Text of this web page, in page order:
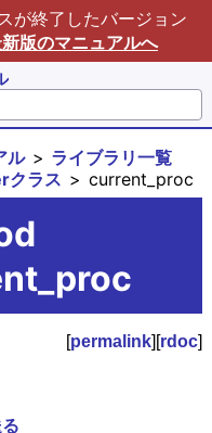
が終了したバージョン
版のマニュアルへ
ル
ライブラリ一覧
クラス current_proc
[permalink][rdoc]